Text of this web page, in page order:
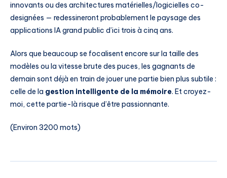
innovants ou des architectures matérielles/logicielles co-
designées — redessineront probablement le paysage des
applications IA grand public d’ici trois à cinq ans.
Alors que beaucoup se focalisent encore sur la taille des
modèles ou la vitesse brute des puces, les gagnants de
demain sont déjà en train de jouer une partie bien plus subtile :
celle de la gestion intelligente de la mémoire. Et croyez-
moi, cette partie-là risque d’être passionnante.
(Environ 3200 mots)